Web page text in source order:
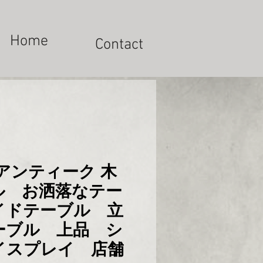
Home Contact
ンティーク 木
お洒落なテー
テーブル 立
ブル 上品 シ
スプレイ 店舗